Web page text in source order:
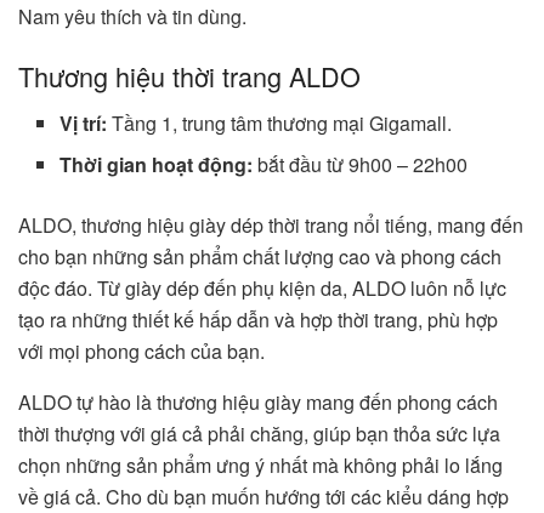
Nam yêu thích và tin dùng.
Thương hiệu thời trang ALDO
Vị trí: Tầng 1, trung tâm thương mại Gigamall.
Thời gian hoạt động: bắt đầu từ 9h00 – 22h00
ALDO, thương hiệu giày dép thời trang nổi tiếng, mang đến
cho bạn những sản phẩm chất lượng cao và phong cách
độc đáo. Từ giày dép đến phụ kiện da, ALDO luôn nỗ lực
tạo ra những thiết kế hấp dẫn và hợp thời trang, phù hợp
với mọi phong cách của bạn.
ALDO tự hào là thương hiệu giày mang đến phong cách
thời thượng với giá cả phải chăng, giúp bạn thỏa sức lựa
chọn những sản phẩm ưng ý nhất mà không phải lo lắng
về giá cả. Cho dù bạn muốn hướng tới các kiểu dáng hợp